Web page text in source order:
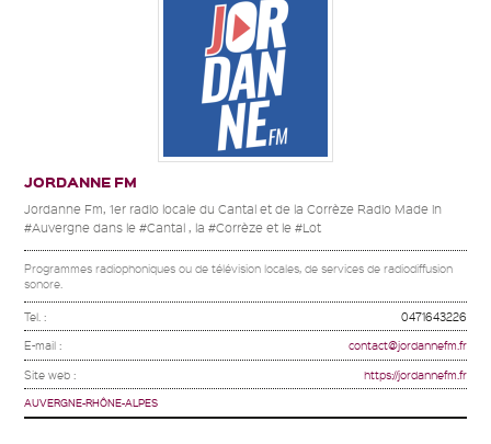
JORDANNE FM
Jordanne Fm, 1er radio locale du Cantal et de la Corrèze Radio Made in
#Auvergne dans le #Cantal , la #Corrèze et le #Lot
Programmes radiophoniques ou de télévision locales, de services de radiodiffusion
sonore.
Tel. : 0471643226
E-mail : contact@jordannefm.fr
Site web : https://jordannefm.fr
AUVERGNE-RHÔNE-ALPES